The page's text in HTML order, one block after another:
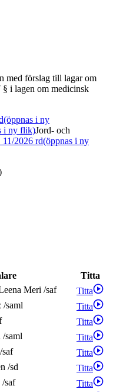
med förslag till lagar om
i lagen om medicinsk
(öppnas i ny
i ny flik)Jord- och
11/2026 rd(öppnas i ny
Titta
Meri /saf
Titta
/saml
Titta
Titta
/saml
Titta
/saf
Titta
/sd
Titta
/saf
Titta